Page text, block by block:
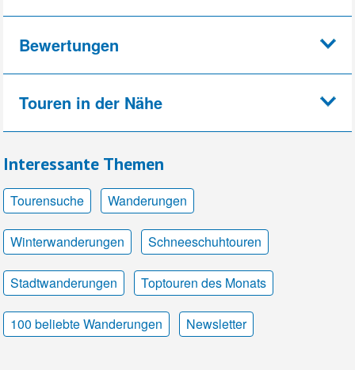
Bewertungen
Touren in der Nähe
Interessante Themen
Tourensuche Wanderungen
Winterwanderungen Schneeschuhtouren
Stadtwanderungen Toptouren des Monats
100 beliebte Wanderungen Newsletter